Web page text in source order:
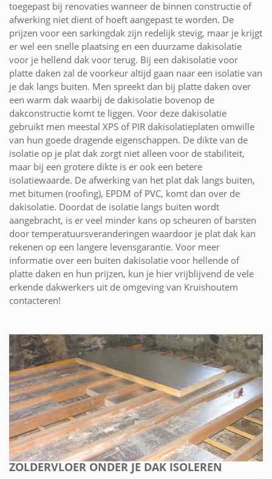
toegepast bij renovaties wanneer de binnen constructie of
afwerking niet dient of hoeft aangepast te worden. De
prijzen voor een sarkingdak zijn redelijk stevig, maar je krijgt
er wel een snelle plaatsing en een duurzame dakisolatie
voor je hellend dak voor terug. Bij een dakisolatie voor
platte daken zal de voorkeur altijd gaan naar een isolatie van
je dak langs buiten. Men spreekt dan bij platte daken over
een warm dak waarbij de dakisolatie bovenop de
dakconstructie komt te liggen. Voor deze dakisolatie
gebruikt men meestal XPS of PIR dakisolatieplaten omwille
van hun goede dragende eigenschappen. De dikte van de
isolatie op je plat dak zorgt niet alleen voor de stabiliteit,
maar bij een grotere dikte is er ook een betere
isolatiewaarde. De afwerking van het plat dak langs buiten,
met bitumen (roofing), EPDM of PVC, komt dan over de
dakisolatie. Doordat de isolatie langs buiten wordt
aangebracht, is er veel minder kans op scheuren of barsten
door temperatuursveranderingen waardoor je plat dak kan
rekenen op een langere levensgarantie. Voor meer
informatie over een buiten dakisolatie voor hellende of
platte daken en hun prijzen, kun je hier vrijblijvend de vele
erkende dakwerkers uit de omgeving van Kruishoutem
contacteren!
ZOLDERVLOER ONDER JE DAK ISOLEREN